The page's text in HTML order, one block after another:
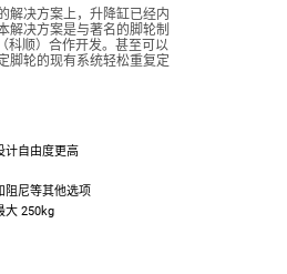
解决方案上，升降缸已经内
解决方案是与著名的脚轮制
科顺）合作开发。甚至可以
脚轮的现有系统轻松重复定
计自由度更高
阻尼等其他选项
大 250kg